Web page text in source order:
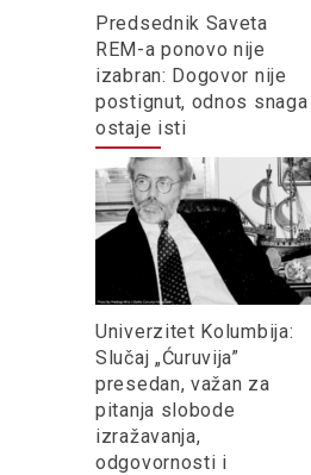
Predsednik Saveta
REM-a ponovo nije
izabran: Dogovor nije
postignut, odnos snaga
ostaje isti
Univerzitet Kolumbija:
Slučaj „Ćuruvija”
presedan, važan za
pitanja slobode
izražavanja,
odgovornosti i